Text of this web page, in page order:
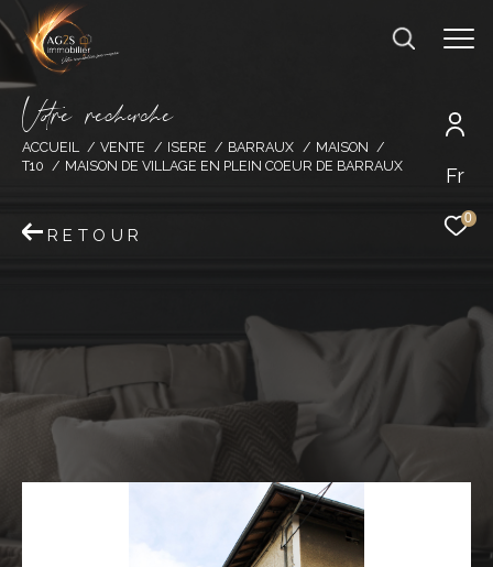
Fr
0
Vore recece
ACCUEIL VENTE ISERE BARRAUX
MAISON
T10
MAISON DE VILLAGE EN PLEIN COEUR DE BARRAUX
RETOUR